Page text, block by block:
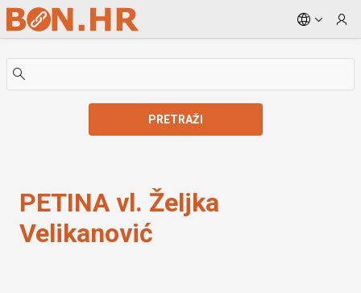
Skip to Main Content
PRETRAŽI
PETINA vl. Željka
Velikanović